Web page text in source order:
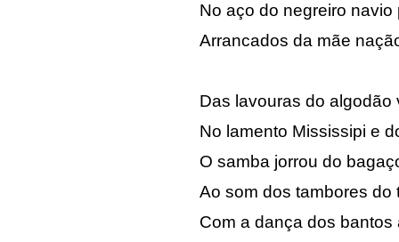
No aço do negreiro navio
Arrancados da mãe
Das lavouras do algodão
No lamento Mississipi e
O samba jorrou do
Ao som dos tambores do
Com a dança dos